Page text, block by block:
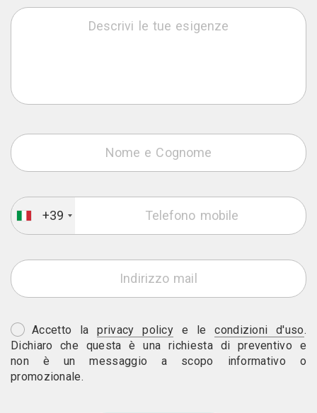
+39
Accetto laprivacy policy e lecondizioni d'uso.
Dichiaro che questa è una richiesta di preventivo e
non è un messaggio a scopo informativo o
promozionale.